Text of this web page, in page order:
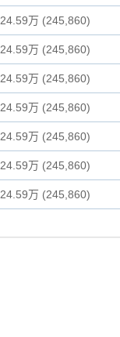
24.59万 (245,860)
24.59万 (245,860)
24.59万 (245,860)
24.59万 (245,860)
24.59万 (245,860)
24.59万 (245,860)
24.59万 (245,860)